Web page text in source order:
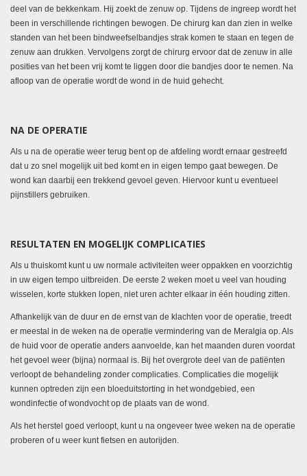
deel van de bekkenkam. Hij zoekt de zenuw op. Tijdens de ingreep wordt het
been in verschillende richtingen bewogen. De chirurg kan dan zien in welke
standen van het been bindweefselbandjes strak komen te staan en tegen de
zenuw aan drukken. Vervolgens zorgt de chirurg ervoor dat de zenuw in alle
posities van het been vrij komt te liggen door die bandjes door te nemen. Na
afloop van de operatie wordt de wond in de huid gehecht.
NA DE OPERATIE
Als u na de operatie weer terug bent op de afdeling wordt ernaar gestreefd
dat u zo snel mogelijk uit bed komt en in eigen tempo gaat bewegen. De
wond kan daarbij een trekkend gevoel geven. Hiervoor kunt u eventueel
pijnstillers gebruiken.
RESULTATEN EN MOGELIJK COMPLICATIES
Als u thuiskomt kunt u uw normale activiteiten weer oppakken en voorzichtig
in uw eigen tempo uitbreiden. De eerste 2 weken moet u veel van houding
wisselen, korte stukken lopen, niet uren achter elkaar in één houding zitten.
Afhankelijk van de duur en de ernst van de klachten voor de operatie, treedt
er meestal in de weken na de operatie vermindering van de Meralgia op. Als
de huid voor de operatie anders aanvoelde, kan het maanden duren voordat
het gevoel weer (bijna) normaal is. Bij het overgrote deel van de patiënten
verloopt de behandeling zonder complicaties. Complicaties die mogelijk
kunnen optreden zijn een bloeduitstorting in het wondgebied, een
wondinfectie of wondvocht op de plaats van de wond.
Als het herstel goed verloopt, kunt u na ongeveer twee weken na de operatie
proberen of u weer kunt fietsen en autorijden.